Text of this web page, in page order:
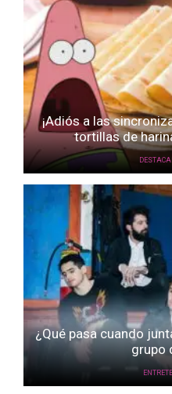
¡Adiós a las
tortillas de
¿Qué pasa cuando
grupo